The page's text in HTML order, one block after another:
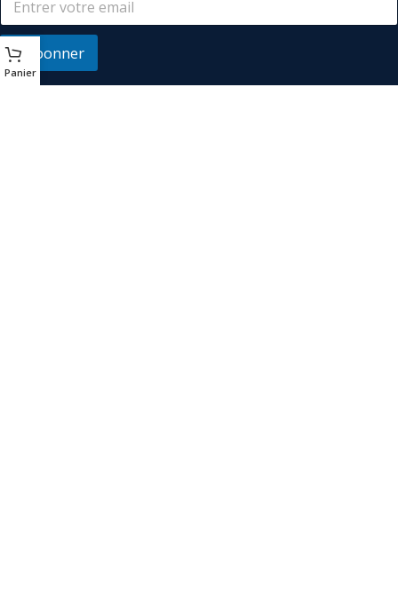
S'abonner
Panier